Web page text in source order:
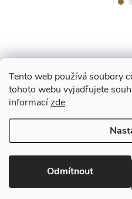
Tento web používá soubory
tohoto webu vyjadřujete
informacízde.
Odmítnout
Z
á
p
a
Copyright 2026www.vyrejeme.cz